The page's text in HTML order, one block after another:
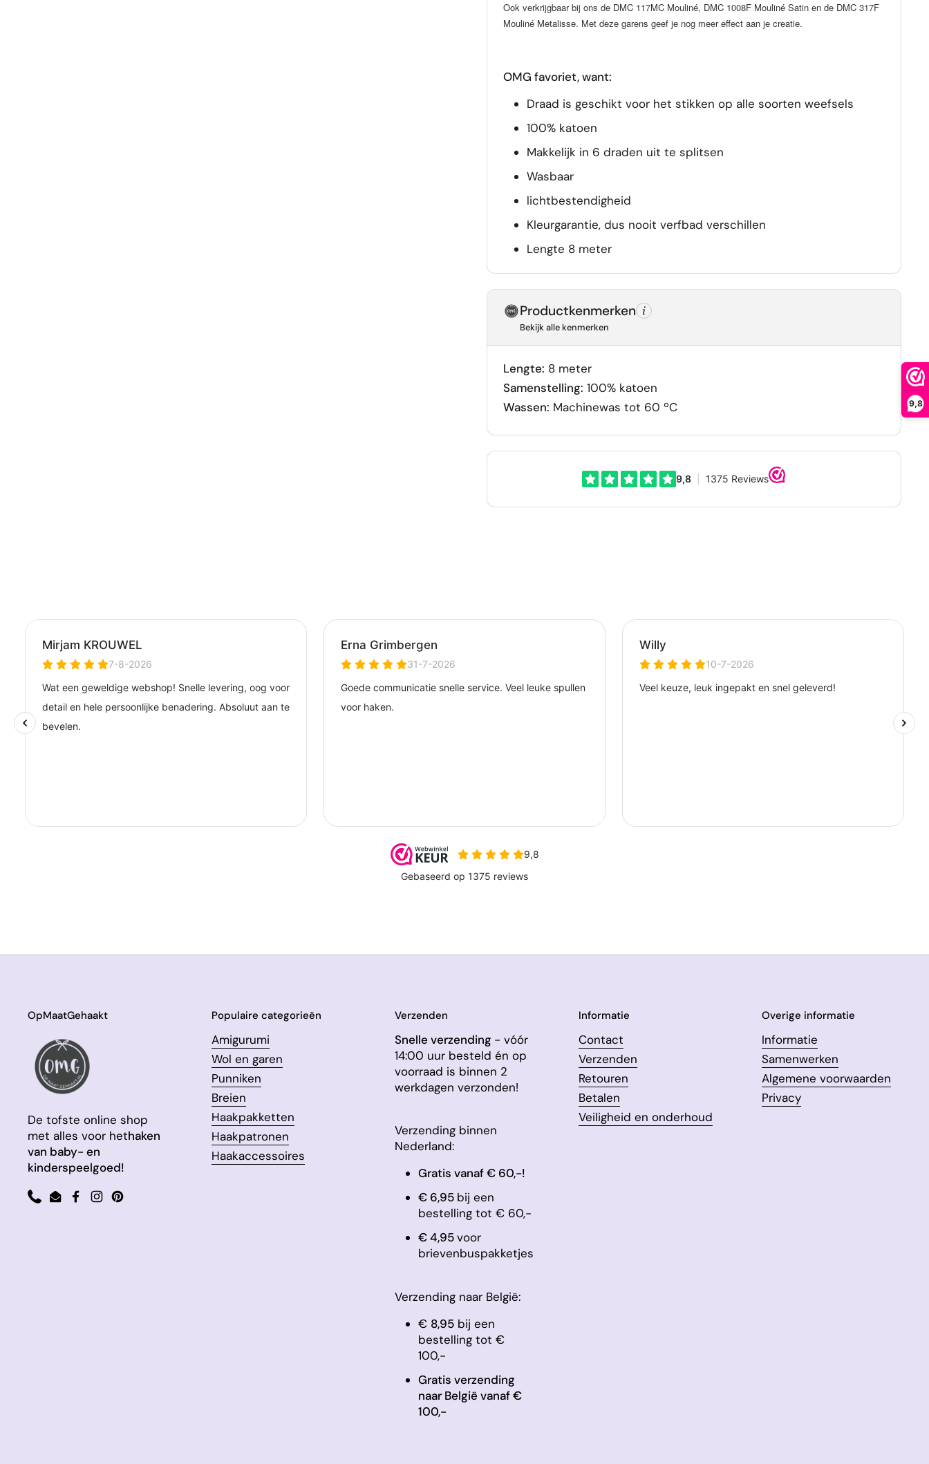
9,8
Ook verkrijgbaar bij ons de DMC 117MC Mouliné, DMC 1008F Mouliné Satin en de DMC 317F
Mouliné Metalisse. Met deze garens geef je nog meer effect aan je creatie.
OMG favoriet, want:
Draad is geschikt voor het stikken op alle soorten weefsels
100% katoen
Makkelijk in 6 draden uit te splitsen
Wasbaar
lichtbestendigheid
Kleurgarantie, dus nooit verfbad verschillen
Lengte 8 meter
Productkenmerken
Bekijk alle kenmerken
Lengte: 8 meter
Samenstelling: 100% katoen
Wassen: Machinewas tot 60 ºC
OpMaatGehaakt
De tofste online shop
met alles voor hethaken
van baby- en
kinderspeelgoed!
PhoneEmailFacebook
Instagram
Pinterest
Populaire categorieën
Amigurumi
Wol en garen
Punniken
Breien
Haakpakketten
Haakpatronen
Haakaccessoires
Verzenden
Snelle verzending - vóór
14:00 uur besteld én op
voorraad is binnen 2
werkdagen verzonden!
Verzending binnen
Nederland:
Gratis vanaf € 60,-!
€ 6,95 bij een
bestelling tot € 60,-
​€ 4,95voor
brievenbuspakketjes
Verzending naar België:
€ 8,95 bij een
bestelling tot €
100,-
Gratis verzending
naar België vanaf €
100,-
Informatie
Contact
Verzenden
Retouren
Betalen
Veiligheid en onderhoud
Overige informatie
Informatie
Samenwerken
Algemene voorwaarden
Privacy